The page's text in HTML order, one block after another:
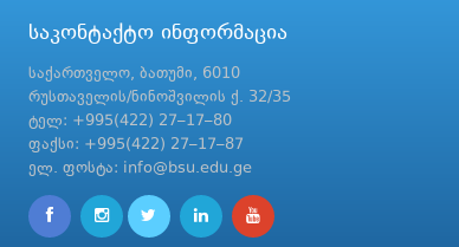
საკონტაქტო ინფორმაცია
საქართველო, ბათუმი, 6010
რუსთაველის/ნინოშვილის ქ. 32/35
ტელ: +995(422) 27–17–80
ფაქსი: +995(422) 27–17–87
ელ. ფოსტა: info@bsu.edu.ge